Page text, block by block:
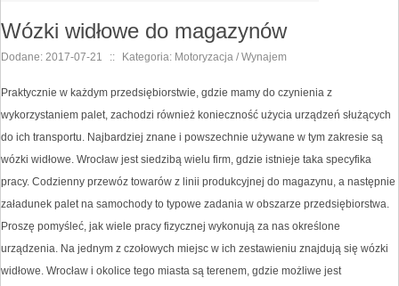
Wózki widłowe do magazynów
Dodane: 2017-07-21 :: Kategoria: Motoryzacja / Wynajem
Praktycznie w każdym przedsiębiorstwie, gdzie mamy do czynienia z
wykorzystaniem palet, zachodzi również konieczność użycia urządzeń służących
do ich transportu. Najbardziej znane i powszechnie używane w tym zakresie są
wózki widłowe. Wrocław jest siedzibą wielu firm, gdzie istnieje taka specyfika
pracy. Codzienny przewóz towarów z linii produkcyjnej do magazynu, a następnie
załadunek palet na samochody to typowe zadania w obszarze przedsiębiorstwa.
Proszę pomyśleć, jak wiele pracy fizycznej wykonują za nas określone
urządzenia. Na jednym z czołowych miejsc w ich zestawieniu znajdują się wózki
widłowe. Wrocław i okolice tego miasta są terenem, gdzie możliwe jest